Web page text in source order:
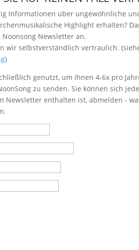
Informationen über ungewöhnliche
Highlight erhalten?
Newsletter an.
wir selbstverständlich vertraulich.
)
genutzt, um Ihnen 4-6x pro
zu senden. Sie können sich
Newsletter enthalten ist, abmelden -